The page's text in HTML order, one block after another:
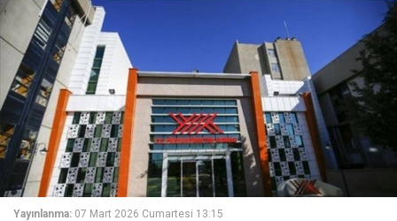
Yayınlanma: 07 Mart 2026 Cumartesi 13:15